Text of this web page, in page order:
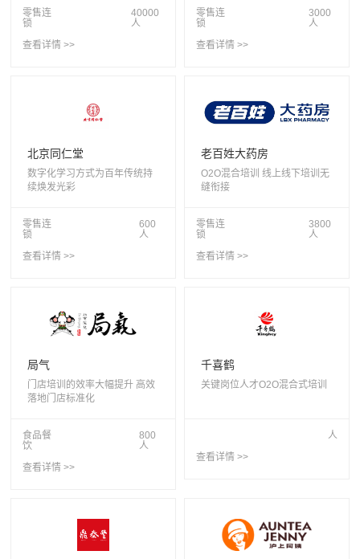
零售连
锁
40000
人
查看详情 >>
零售连
锁
3000
人
查看详情 >>
北京同仁堂
数字化学习方式为百年传统持
续焕发光彩
零售连
锁
600
人
查看详情 >>
老百姓大药房
O2O混合培训 线上线下培训无
缝衔接
零售连
锁
3800
人
查看详情 >>
局气
门店培训的效率大幅提升 高效
落地门店标准化
食品餐
饮
800
人
查看详情 >>
千喜鹤
关键岗位人才O2O混合式培训
人
查看详情 >>